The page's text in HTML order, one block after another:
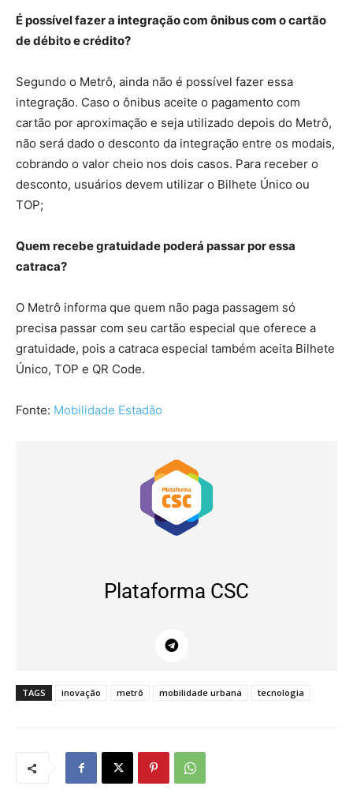
É possível fazer a integração com ônibus com o cartão
de débito e crédito?
Segundo o Metrô, ainda não é possível fazer essa
integração. Caso o ônibus aceite o pagamento com
cartão por aproximação e seja utilizado depois do Metrô,
não será dado o desconto da integração entre os modais,
cobrando o valor cheio nos dois casos. Para receber o
desconto, usuários devem utilizar o Bilhete Único ou
TOP;
Quem recebe gratuidade poderá passar por essa
catraca?
O Metrô informa que quem não paga passagem só
precisa passar com seu cartão especial que oferece a
gratuidade, pois a catraca especial também aceita Bilhete
Único, TOP e QR Code.
Fonte: Mobilidade Estadão
Plataforma CSC
TAGS inovação metrô mobilidade urbana tecnologia